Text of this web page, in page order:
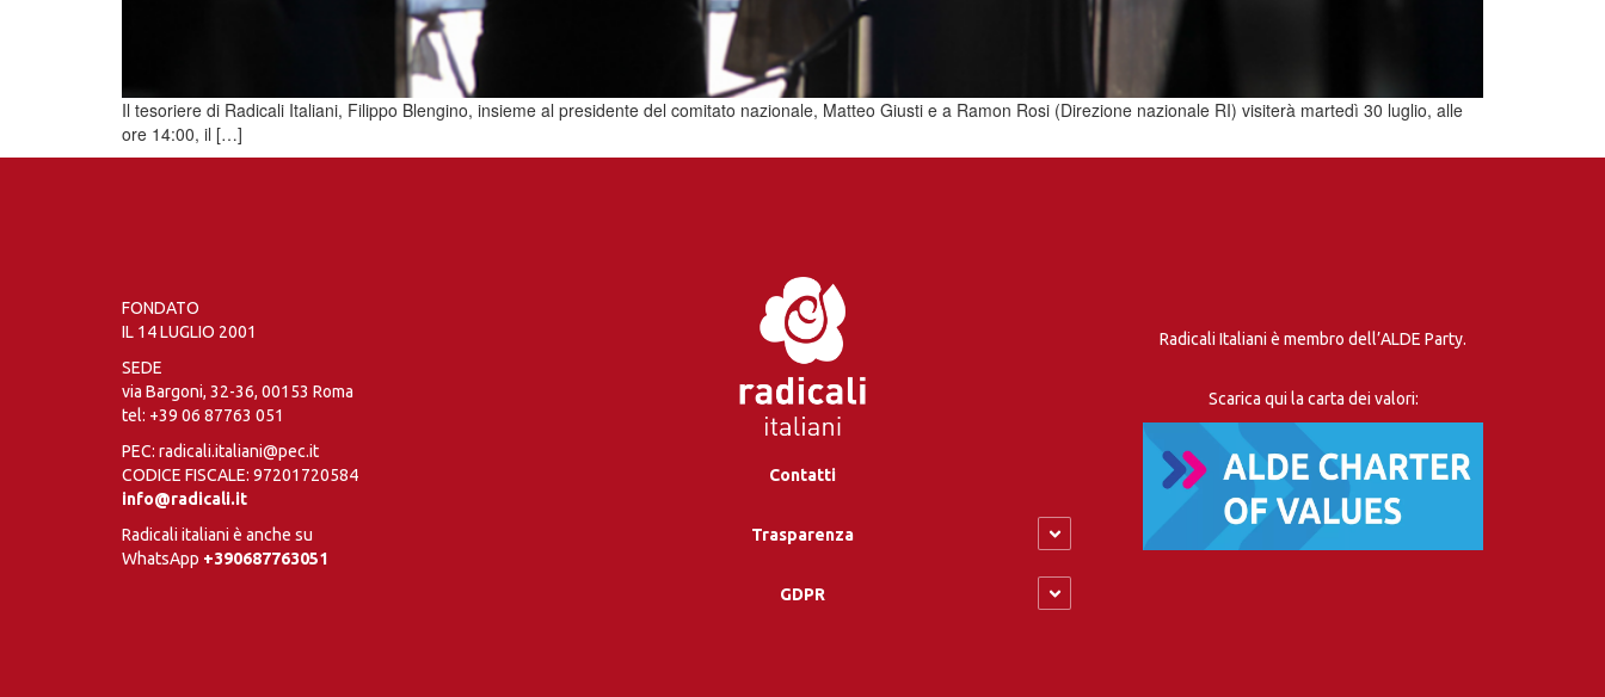
Il tesoriere di Radicali Italiani, Filippo Blengino, insieme al presidente del comitato nazionale, Matteo Giusti e a Ramon Rosi (Direzione nazionale RI) visiterà martedì 30 luglio, alle
ore 14:00, il […]
FONDATO
IL 14 LUGLIO 2001
SEDE
via Bargoni, 32-36, 00153 Roma
tel: +39 06 87763 051
PEC: radicali.italiani@pec.it
CODICE FISCALE: 97201720584
info@radicali.it
Radicali italiani è anche su
WhatsApp +390687763051
Contatti
Trasparenza
GDPR
Radicali Italiani è membro dell’ALDE Party.
Scarica qui la carta dei valori: